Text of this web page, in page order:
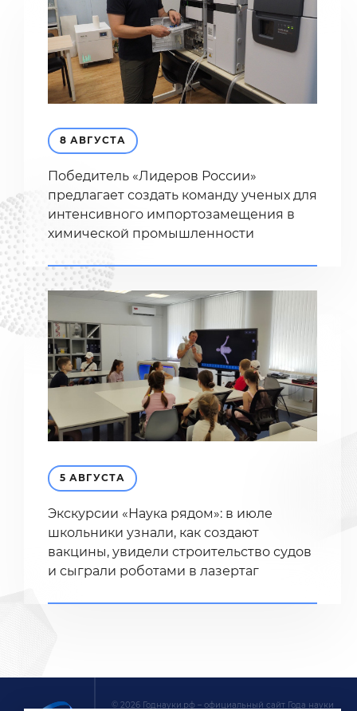
8 АВГУСТА
Победитель «Лидеров России»
предлагает создать команду ученых для
интенсивного импортозамещения в
химической промышленности
5 АВГУСТА
Экскурсии «Наука рядом»: в июле
школьники узнали, как создают
вакцины, увидели строительство судов
и сыграли роботами в лазертаг
© 2026 Годнауки.рф – официальный сайт Года науки